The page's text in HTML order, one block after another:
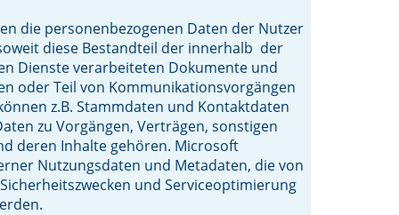
die personenbezogenen Daten der Nutzer
diese Bestandteil der innerhalb der
Dienste verarbeiteten Dokumente und
oder Teil von Kommunikationsvorgängen
z.B. Stammdaten und Kontaktdaten
zu Vorgängen, Verträgen, sonstigen
deren Inhalte gehören. Microsoft
Nutzungsdaten und Metadaten, die von
und Serviceoptimierung